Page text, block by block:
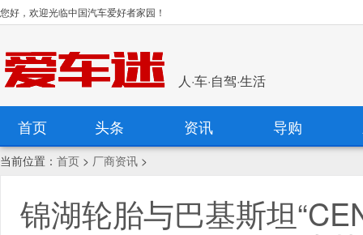
您好，欢迎光临中国汽车爱好者家园！
人·车·自驾·生活
首页 头条 资讯 导购
当前位置： 首页 > 厂商资讯 >
锦湖轮胎与巴基斯坦